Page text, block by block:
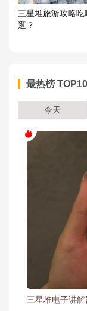
三星堆旅游攻略
逛？
最热榜 TOP10
今天
三星堆电子讲